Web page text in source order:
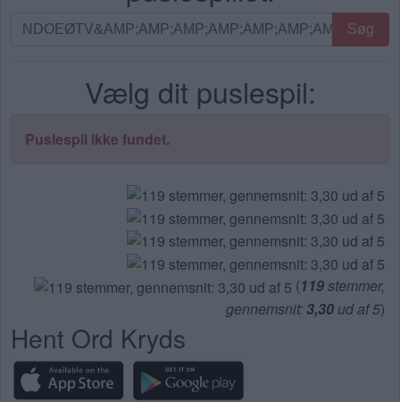
Søg
bogstaverne
Søg
Vælg dit puslespil:
Puslespil ikke fundet.
(119stemmer,
gennemsnit:3,30 ud af 5)
Hent Ord Kryds